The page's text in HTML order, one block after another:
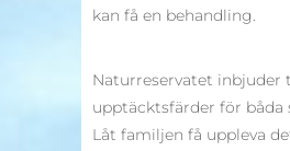
kan få en behandling.
Naturreservatet inbjuder
upptäcktsfärder för båda
Låt familjen få uppleva